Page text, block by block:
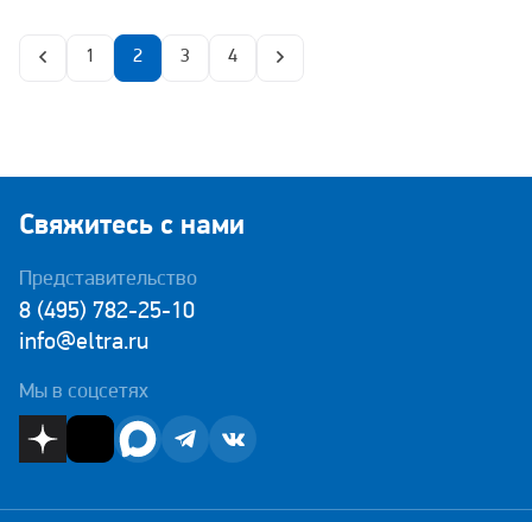
1 2 3 4
Свяжитесь с нами
Представительство
8 (495) 782-25-10
info@eltra.ru
Мы в соцсетях